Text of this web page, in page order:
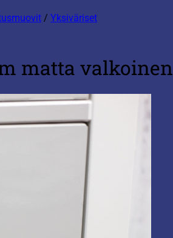
/ Yksiväriset
matta valkoinen